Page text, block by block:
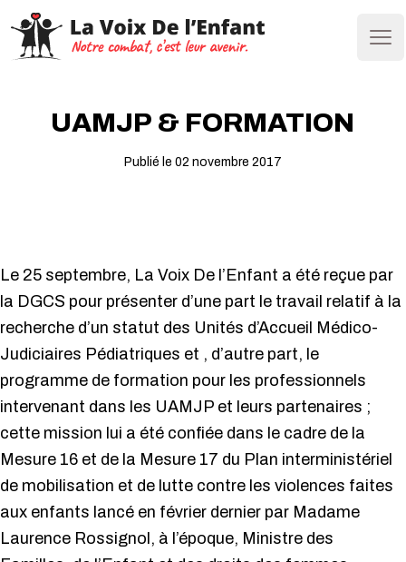
UAMJP & FORMATION
Publié le 02 novembre 2017
Le 25 septembre, La Voix De l’Enfant a été reçue par
la DGCS pour présenter d’une part le travail relatif à la
recherche d’un statut des Unités d’Accueil Médico-
Judiciaires Pédiatriques et , d’autre part, le
programme de formation pour les professionnels
intervenant dans les UAMJP et leurs partenaires ;
cette mission lui a été confiée dans le cadre de la
Mesure 16 et de la Mesure 17 du Plan interministériel
de mobilisation et de lutte contre les violences faites
aux enfants lancé en février dernier par Madame
Laurence Rossignol, à l’époque, Ministre des